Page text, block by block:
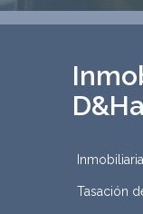
Tasación